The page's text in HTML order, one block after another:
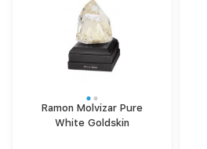
Ramon Molvizar Pure
White Goldskin